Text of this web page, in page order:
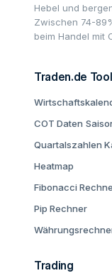
Hebel und
Zwischen 74-
beim Handel mit
Traden.de
COT Daten
Quartalszahlen
Heatmap
Fibonacci
Pip Rechner
Trading